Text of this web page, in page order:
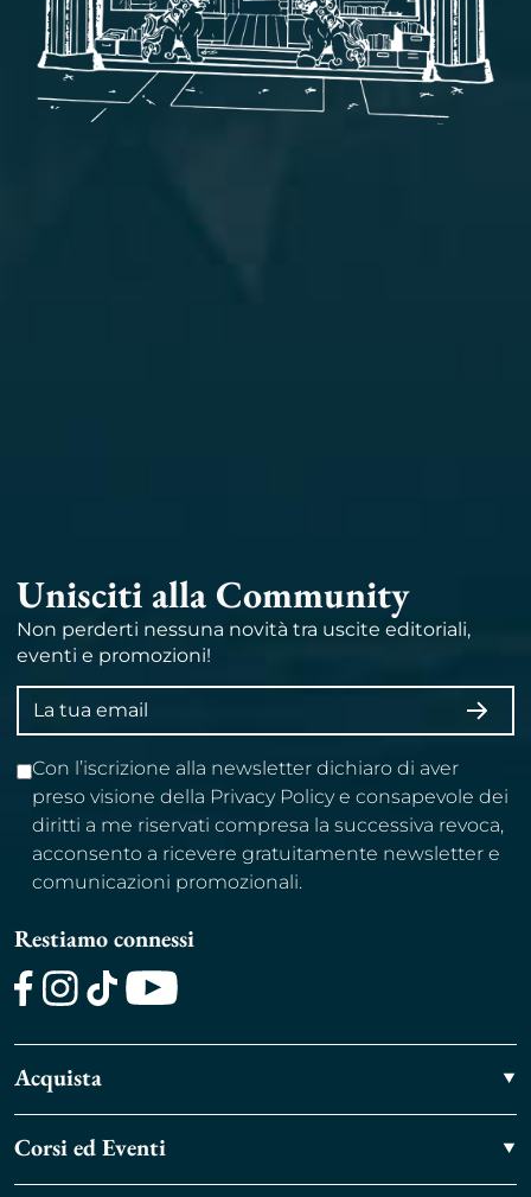
Unisciti alla Community
Non perderti nessuna novità tra uscite editoriali,
eventi e promozioni!
Indirizzo
email
Con l’iscrizione alla newsletter dichiaro di aver
preso visione della Privacy Policy e consapevole dei
diritti a me riservati compresa la successiva revoca,
acconsento a ricevere gratuitamente newsletter e
comunicazioni promozionali.
Restiamo connessi
Acquista
Corsi ed Eventi